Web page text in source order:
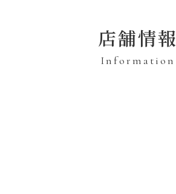
店舗情報
Information